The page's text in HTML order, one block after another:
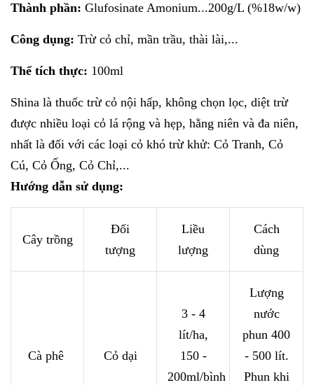
Thành phần: Glufosinate Amonium...200g/L (%18w/w)
Công dụng: Trừ cỏ chỉ, mần trầu, thài lài,...
Thể tích thực: 100ml
Shina là thuốc trừ cỏ nội hấp, không chọn lọc, diệt trừ
được nhiều loại cỏ lá rộng và hẹp, hằng niên và đa niên,
nhất là đối với các loại cỏ khó trừ khử: Cỏ Tranh, Cỏ
Cú, Cỏ Ống, Cỏ Chỉ,...
Hướng dẫn sử dụng:
Cây trồng
Đối
tượng
Liều
lượng
Cách
dùng
Cà phê Cỏ dại
3 - 4
lít/ha,
150 -
200ml/bình
Lượng
nước
phun 400
- 500 lít.
Phun khi